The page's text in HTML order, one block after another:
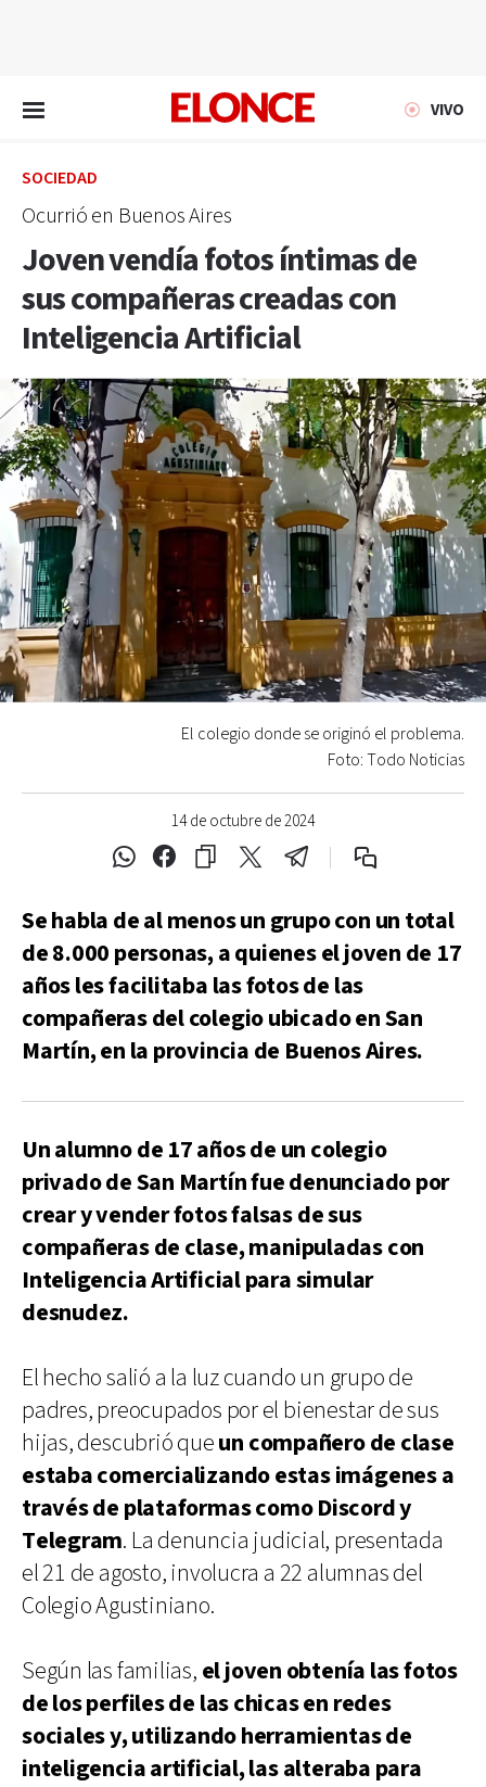
VIVO
SOCIEDAD
Ocurrió en Buenos Aires
Joven vendía fotos íntimas de
sus compañeras creadas con
Inteligencia Artificial
14 de octubre de 2024
El colegio donde se originó el problema.
Foto: Todo Noticias
Se habla de al menos un grupo con un total
de 8.000 personas, a quienes el joven de 17
años les facilitaba las fotos de las
compañeras del colegio ubicado en San
Martín, en la provincia de Buenos Aires.
Un alumno de 17 años de un colegio
privado de San Martín fue denunciado por
crear y vender fotos falsas de sus
compañeras de clase, manipuladas con
Inteligencia Artificial para simular
desnudez.
El hecho salió a la luz cuando un grupo de
padres, preocupados por el bienestar de sus
hijas, descubrió queun compañero de clase
estaba comercializando estas imágenes a
través de plataformas como Discord y
Telegram. La denuncia judicial, presentada
el 21 de agosto, involucra a 22 alumnas del
Colegio Agustiniano.
Según las familias, el joven obtenía las fotos
de los perfiles de las chicas en redes
sociales y, utilizando herramientas de
inteligencia artificial, las alteraba para